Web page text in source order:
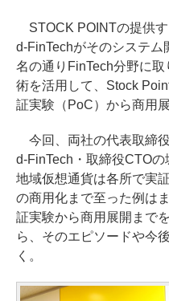
STOCK POINTの提供
d-FinTechがそのシステ
名の通りFinTech分野に
術を活用して、Stock
証実験（PoC）から商用
今回、両社の代表取締
d-FinTech・取締役CTOの
地域仮想通貨は各所で実
の商用化まで至った例は
証実験から商用展開まで
ら、そのエピソードや今
く。